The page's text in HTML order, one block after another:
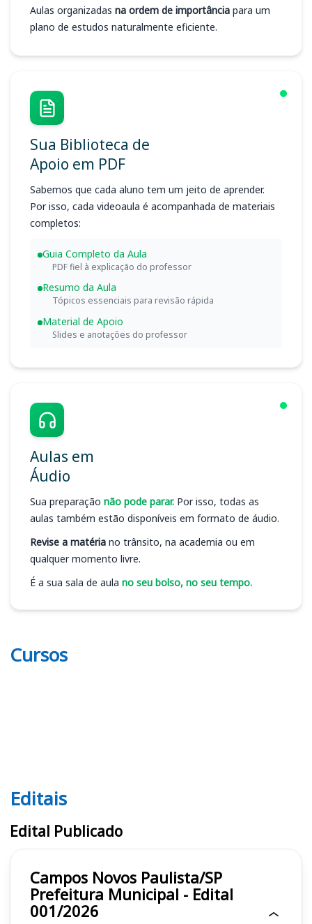
Aulas organizadas na ordem de importância para um
plano de estudos naturalmente eficiente.
Sua Biblioteca de
Apoio em PDF
Sabemos que cada aluno tem um jeito de aprender.
Por isso, cada videoaula é acompanhada de materiais
completos:
Guia Completo da Aula
PDF fiel à explicação do professor
Resumo da Aula
Tópicos essenciais para revisão rápida
Material de Apoio
Slides e anotações do professor
Aulas em
Áudio
Sua preparação não pode parar. Por isso, todas as
aulas também estão disponíveis em formato de áudio.
Revise a matéria no trânsito, na academia ou em
qualquer momento livre.
É a sua sala de aula no seu bolso, no seu tempo.
Cursos
Editais
Editais
Edital Publicado
Campos Novos Paulista/SP
Prefeitura Municipal - Edital
001/2026